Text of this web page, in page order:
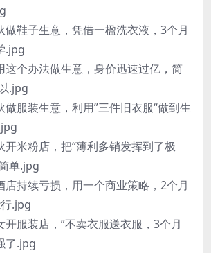
鞋子生意，凭借一楹洗衣液，3个月
.jpg
个办法做生意，身价迅速过亿，简
.jpg
服装生意，利用”三件旧衣服“做到生
米粉店，把“薄利多销发挥到了极
单.jpg
持续亏损，用一个商业策略，2个月
.jpg
服装店，”不卖衣服送衣服，3个月
了.jpg